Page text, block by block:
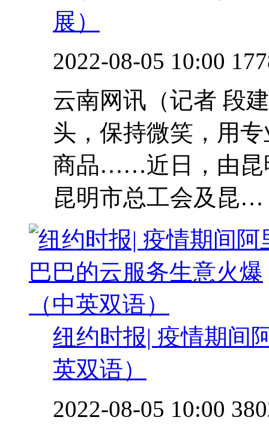
展）
2022-08-05 10:00
云南网讯（记者 段
头，保持微笑，用
商品……近日，由昆
昆明市总工会及昆…
纽约时报| 疫情期间
英双语）
2022-08-05 10:00